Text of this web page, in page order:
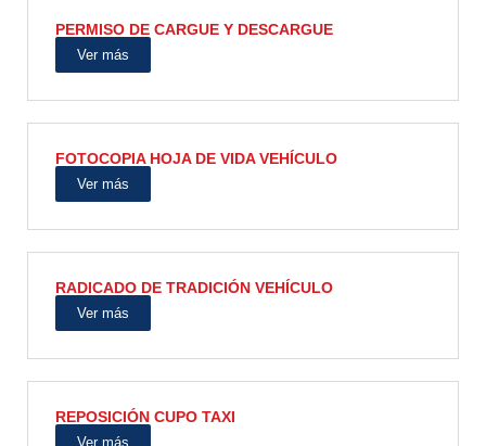
PERMISO DE CARGUE Y DESCARGUE
Ver más
FOTOCOPIA HOJA DE VIDA VEHÍCULO
Ver más
RADICADO DE TRADICIÓN VEHÍCULO
Ver más
REPOSICIÓN CUPO TAXI
Ver más